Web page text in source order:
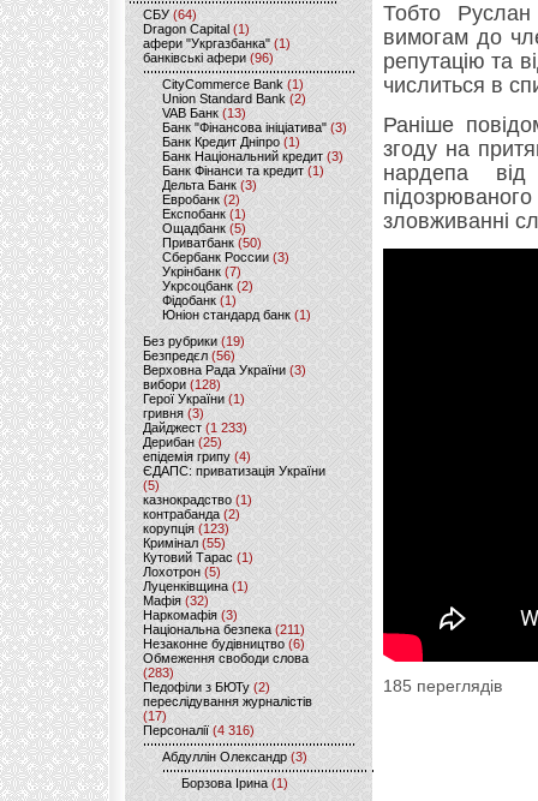
CБУ (64)
Dragon Capital (1)
афери "Укргазбанка" (1)
банківські афери (96)
CityCommerce Bank (1)
Union Standard Bank (2)
VAB Банк (13)
Банк "Фінансова ініціатива" (3)
Банк Кредит Дніпро (1)
Банк Національний кредит (3)
Банк Фінанси та кредит (1)
Дельта Банк (3)
Евробанк(2)
Експобанк (1)
Ощадбанк(5)
Приватбанк (50)
Сбербанк России (3)
Укрінбанк(7)
Укрсоцбанк (2)
Фідобанк (1)
Юніон стандард банк(1)
Без рубрики (19)
Безпредєл(56)
Верховна Рада України (3)
вибори(128)
Герої України(1)
гривня (3)
Дайджест (1 233)
Дерибан (25)
епідемія грипу (4)
ЄДАПС: приватизація України
(5)
казнокрадство (1)
контрабанда (2)
корупція (123)
Кримінал (55)
Кутовий Тарас (1)
Лохотрон(5)
Луценківщина (1)
Мафія (32)
Наркомафія (3)
Національна безпека (211)
Незаконне будівництво(6)
Обмеження свободи слова
(283)
Педофіли з БЮТу (2)
переслідування журналістів
(17)
Персоналії (4 316)
Абдуллін Олександр (3)
Борзова Ірина(1)
Тобто
вимогам до
репутацію та
числиться в
Раніше
згоду на
нардепа
зловживанні
185 переглядів